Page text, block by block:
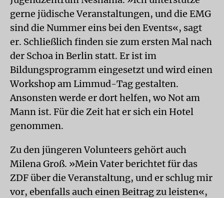
gerne jüdische Veranstaltungen, und die EMG
sind die Nummer eins bei den Events«, sagt
er. Schließlich finden sie zum ersten Mal nach
der Schoa in Berlin statt. Er ist im
Bildungsprogramm eingesetzt und wird einen
Workshop am Limmud-Tag gestalten.
Ansonsten werde er dort helfen, wo Not am
Mann ist. Für die Zeit hat er sich ein Hotel
genommen.
Zu den jüngeren Volunteers gehört auch
Milena Groß. »Mein Vater berichtet für das
ZDF über die Veranstaltung, und er schlug mir
vor, ebenfalls auch einen Beitrag zu leisten«,